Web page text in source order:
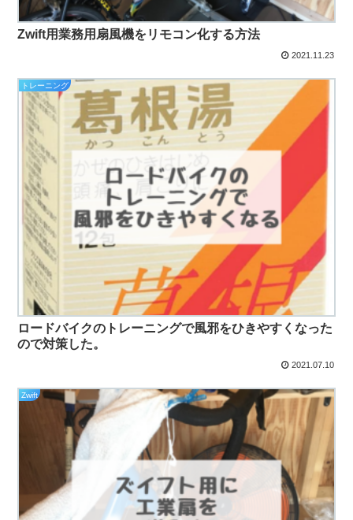
Zwift用業務用扇風機をリモコン化する方法
2021.11.23
トレーニング
ロードバイクのトレーニングで風邪をひきやすくなった
ので対策した。
2021.07.10
Zwift